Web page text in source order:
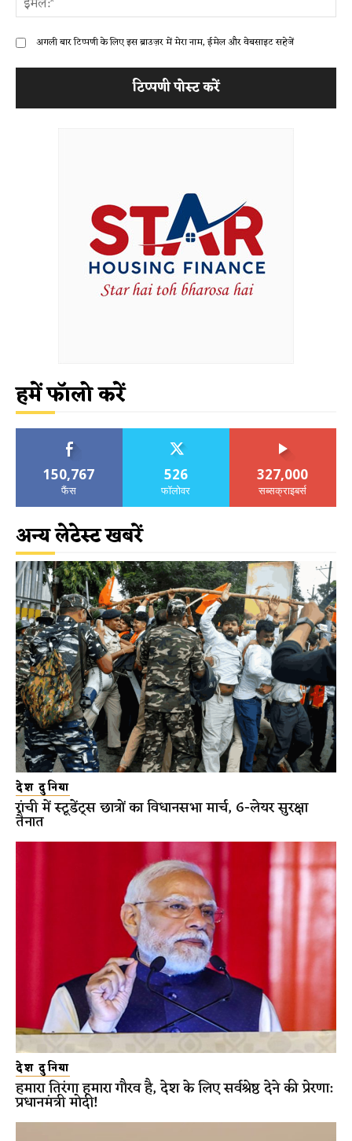
अगली बार टिप्पणी के लिए इस ब्राउज़र में मेरा नाम, ईमेल और वेबसाइट सहेजें
हमें फॉलो करें
150,767
फैंस
526
फॉलोवर
327,000
सब्सक्राइबर्स
अन्य लेटेस्ट खबरें
देश दुनिया
रांची में स्टूडेंट्स छात्रों का विधानसभा मार्च, 6-लेयर सुरक्षा
तैनात
देश दुनिया
हमारा तिरंगा हमारा गौरव है, देश के लिए सर्वश्रेष्ठ देने की प्रेरणा:
प्रधानमंत्री मोदी!